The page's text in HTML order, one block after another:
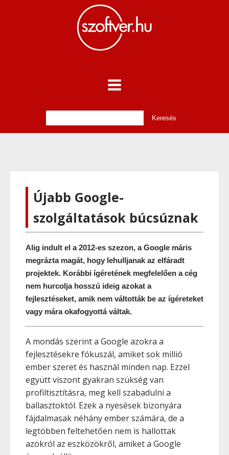
Újabb Google-
szolgáltatások búcsúznak
Alig indult el a 2012-es szezon, a Google máris
megrázta magát, hogy lehulljanak az elfáradt
projektek. Korábbi ígéretének megfelelően a cég
nem hurcolja hosszú ideig azokat a
fejlesztéseket, amik nem váltották be az ígéreteket
vagy mára okafogyottá váltak.
A mondás szerint a Google azokra a
fejlesztésekre fókuszál, amiket sok millió
ember szeret és használ minden nap. Ezzel
együtt viszont gyakran szükség van
profiltisztításra, meg kell szabadulni a
ballasztoktól. Ezek a nyesések bizonyára
fájdalmasak néhány ember számára, de a
legtöbben feltehetően nem is hallottak
azokról az eszközökről, amiket a Google